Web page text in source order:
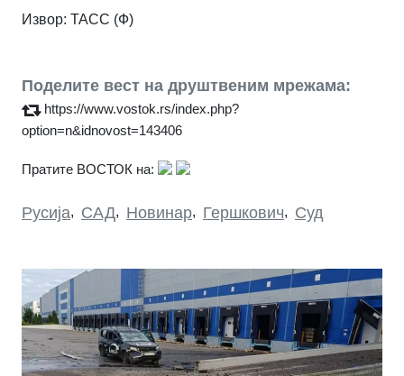
Извор: ТАСС (Ф)
Поделите вест на друштвеним мрежама:
https://www.vostok.rs/index.php?
option=n&idnovost=143406
Пратите ВОСТОК на:
Русија, САД, Новинар, Гершкович, Суд